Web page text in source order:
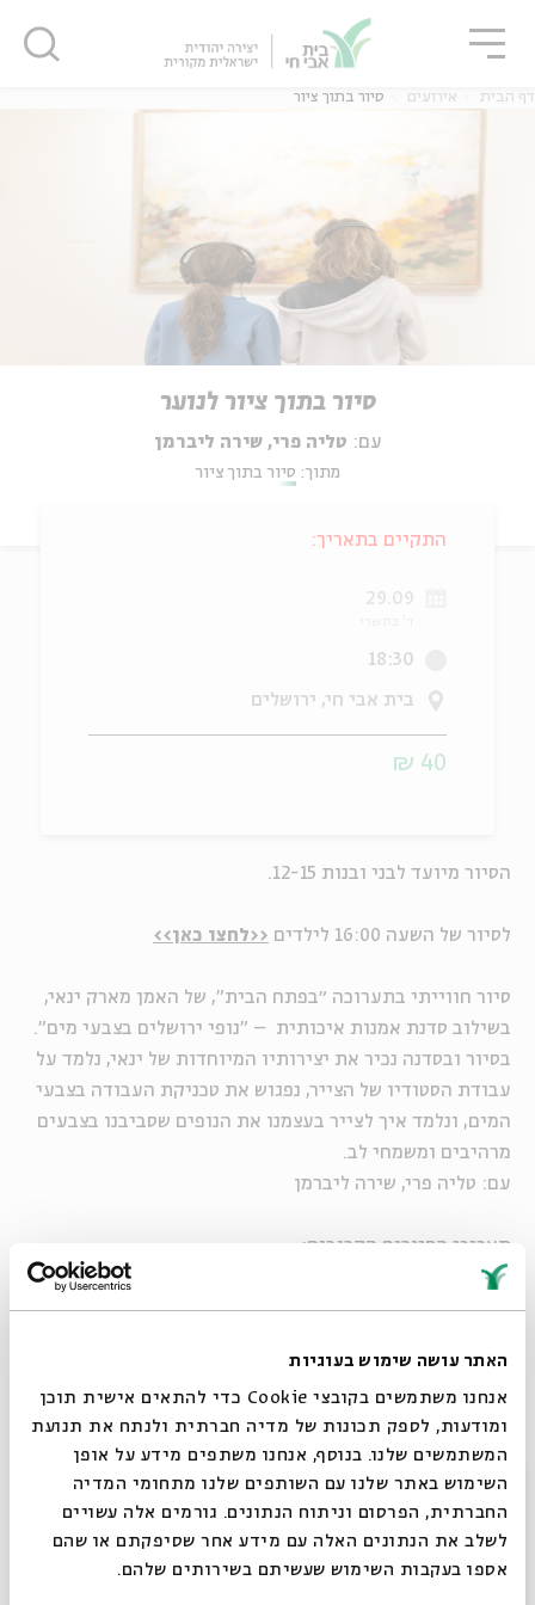
האתר עושה שימוש בעוגיות
אנחנו משתמשים בקובצי Cookie כדי להתאים אישית תוכן
ומודעות, לספק תכונות של מדיה חברתית ולנתח את תנועת
המשתמשים שלנו. בנוסף, אנחנו משתפים מידע על אופן
השימוש באתר שלנו עם השותפים שלנו מתחומי המדיה
החברתית, הפרסום וניתוח הנתונים. גורמים אלה עשויים
לשלב את הנתונים האלה עם מידע אחר שסיפקתם או שהם
אספו בעקבות השימוש שעשיתם בשירותים שלהם.
דף הבית אירועים סיור בתוך ציור
סיור בתוך ציור לנוער
עם: טליה פרי, שירה ליברמן
מתוך: סיור בתוך ציור
הסיור מיועד לבני ובנות 12-15.
לסיור של השעה 16:00 לילדים <<לחצו כאן>>
סיור חווייתי בתערוכה ״בפתח הבית", של האמן מארק ינאי,
בשילוב סדנת אמנות איכותית – "נופי ירושלים בצבעי מים".
בסיור ובסדנה נכיר את יצירותיו המיוחדות של ינאי, נלמד על
עבודת הסטודיו של הצייר, נפגוש את טכניקת העבודה בצבעי
המים, ונלמד איך לצייר בעצמנו את הנופים שסביבנו בצבעים
מרהיבים ומשמחי לב.
עם: טליה פרי, שירה ליברמן
תאריכי הסיורים הקרובים:
29.9 | 16:00 | לבני ובנות 9–12
29.9 | 18:30 | לבני ובנות 12–15
19.10 | 16:00 | לבני ובנות 9–12
19.10 | 18:30 | לבני ובנות 12–15
שיתוף הוספה ליומן הרשמה לאירועים דומים
התקיים בתאריך:
29.09
18:30
בית אבי חי, ירושלים
40 ₪
סגור
סגור